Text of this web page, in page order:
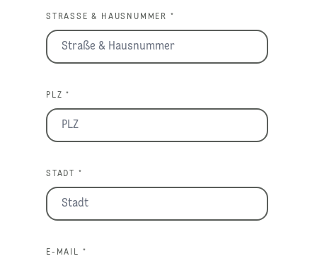
STRASSE & HAUSNUMMER *
PLZ *
STADT *
E-MAIL *